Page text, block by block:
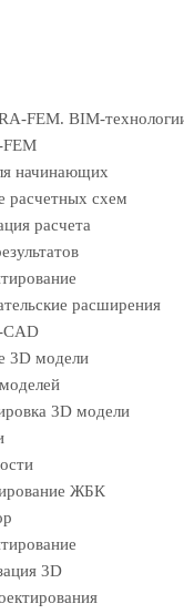
FEM. BIM-
начинающих
расчетных схем
расчета
расширения
CAD
3D модели
3D модели
ЖБК
3D